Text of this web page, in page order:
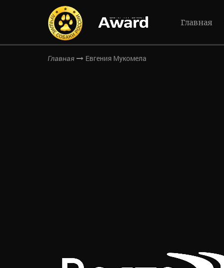
Главная
Главная Евгения Мукомела